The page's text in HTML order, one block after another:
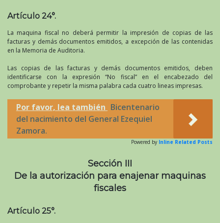
Artículo 24°.
La maquina fiscal no deberá permitir la impresión de copias de las
facturas y demás documentos emitidos, a excepción de las contenidas
en la Memoria de Auditoria.
Las copias de las facturas y demás documentos emitidos, deben
identificarse con la expresión “No fiscal” en el encabezado del
comprobante y repetir la misma palabra cada cuatro lineas impresas.
Por favor, lea también Bicentenario
del nacimiento del General Ezequiel
Zamora.
Powered by Inline Related Posts
Sección III
De la autorización para enajenar maquinas
fiscales
Artículo 25°.